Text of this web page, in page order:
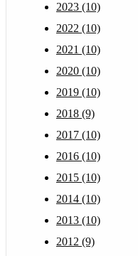
2023 (10)
2022 (10)
2021 (10)
2020 (10)
2019 (10)
2018 (9)
2017 (10)
2016 (10)
2015 (10)
2014 (10)
2013 (10)
2012 (9)